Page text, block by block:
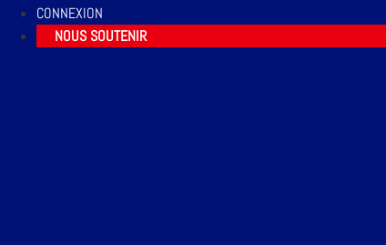
CONNEXION
NOUS SOUTENIR